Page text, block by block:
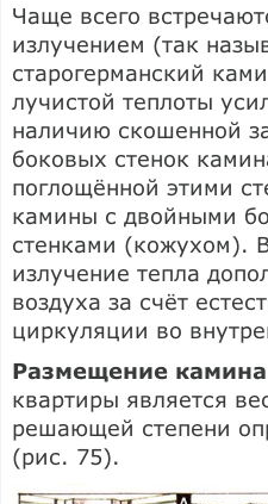
Чаще всего
излучением (так
старогерманский
лучистой теплоты
наличию скошенной
боковых стенок
поглощённой этими
камины с двойными
стенками (кожухом).
излучение тепла
воздуха за счёт
циркуляции во
Размещение камина
квартиры является
решающей степени
(рис. 75).